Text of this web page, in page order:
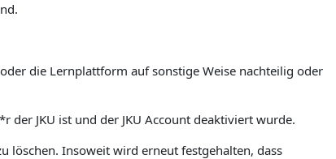
die Lernplattform auf sonstige Weise nachteilig oder
JKU ist und der JKU Account deaktiviert wurde.
löschen. Insoweit wird erneut festgehalten, dass